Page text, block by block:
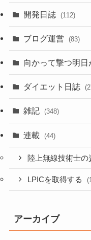
開発日誌 (112)
ブログ運営 (83)
向かって撃つ明日
ダイエット日誌
雑記 (348)
連載 (44)
陸上無線技術士の
LPICを取得する
アーカイブ